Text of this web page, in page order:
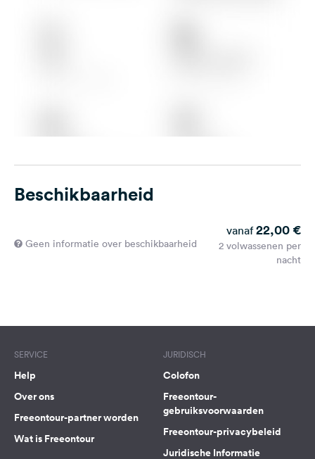
Beschikbaarheid
Geen informatie over beschikbaarheid
vanaf 22,00 €
2 volwassenen per
nacht
SERVICE
Help
Over ons
Freeontour-partner worden
Wat is Freeontour
JURIDISCH
Colofon
Freeontour-
gebruiksvoorwaarden
Freeontour-privacybeleid
Juridische Informatie